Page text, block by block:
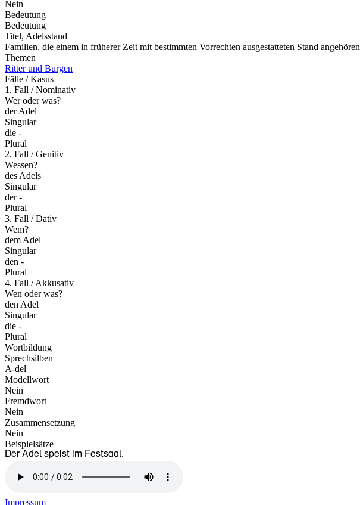
Nein
Bedeutung
Bedeutung
Titel, Adelsstand
Familien, die einem in früherer Zeit mit bestimmten Vorrechten ausgestatteten Stand angehören
Themen
Ritter und Burgen
Fälle / Kasus
1. Fall / Nominativ
Wer oder was?
der Adel
Singular
die -
Plural
2. Fall / Genitiv
Wessen?
des Adels
Singular
der -
Plural
3. Fall / Dativ
Wem?
dem Adel
Singular
den -
Plural
4. Fall / Akkusativ
Wen oder was?
den Adel
Singular
die -
Plural
Wortbildung
Sprechsilben
A-del
Modellwort
Nein
Fremdwort
Nein
Zusammensetzung
Nein
Beispielsätze
Der Adel speist im Festsaal.
Impressum